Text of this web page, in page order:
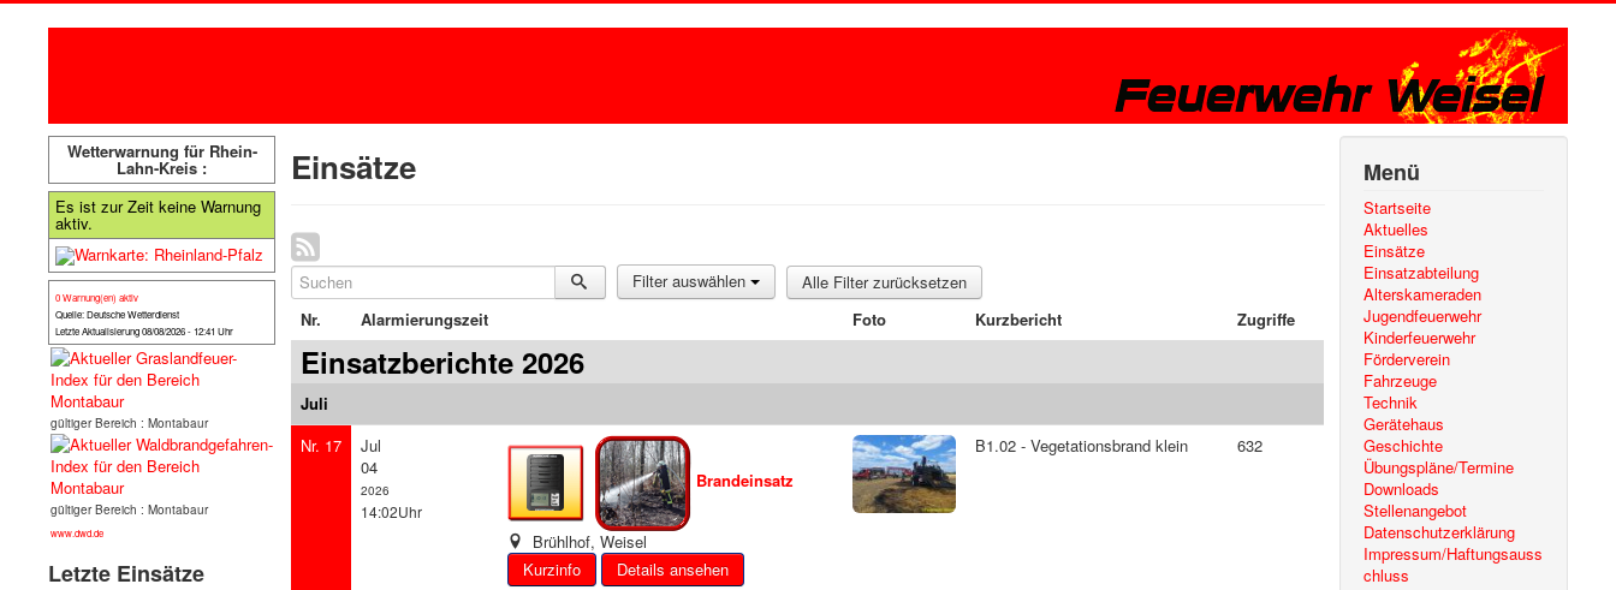
Wetterwarnung für Rhein-
Lahn-Kreis :
Es ist zur Zeit keine Warnung
aktiv.
0 Warnung(en) aktiv
Quelle: Deutsche Wetterdienst
Letzte Aktualisierung 08/08/2026 - 12:41 Uhr
gültiger Bereich : Montabaur
gültiger Bereich : Montabaur
www.dwd.de
Letzte Einsätze
Einsätze
Filter auswählen
Alle Filter zurücksetzen
Nr.
Alarmierungszeit Foto Kurzbericht Zugriffe
Einsatzberichte 2026
Juli
Nr. 17
Jul
04
2026
14:02Uhr
Brandeinsatz
Brühlhof, Weisel
Details ansehen
B1.02 - Vegetationsbrand klein 632
Menü
Startseite
Aktuelles
Einsätze
Einsatzabteilung
Alterskameraden
Jugendfeuerwehr
Kinderfeuerwehr
Förderverein
Fahrzeuge
Technik
Gerätehaus
Geschichte
Übungspläne/Termine
Downloads
Stellenangebot
Datenschutzerklärung
Impressum/Haftungsauss
chluss